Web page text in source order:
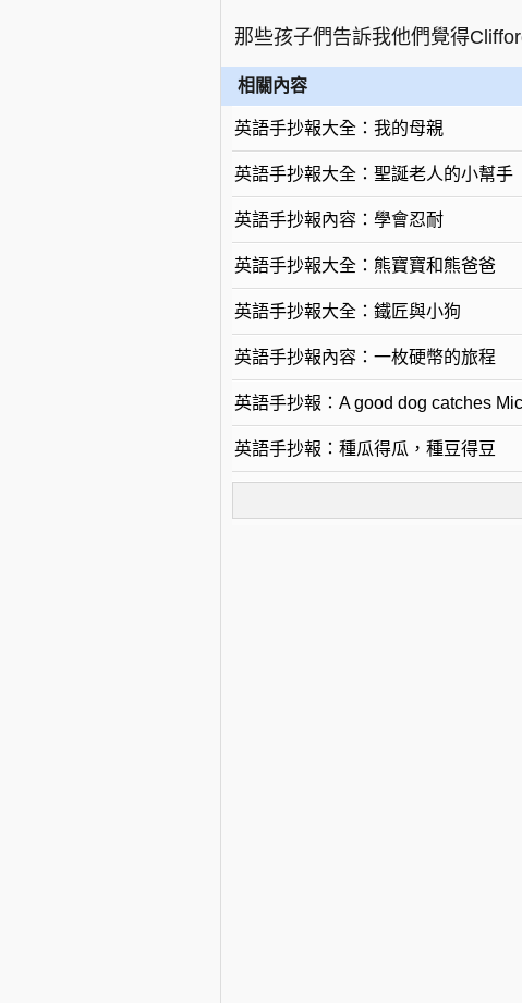
那些孩子們告訴我他們覺得
相關內容
英語手抄報大全：我的母親
英語手抄報大全：聖誕老人的小幫手
英語手抄報內容：學會忍耐
英語手抄報大全：熊寶寶和熊爸爸
英語手抄報大全：鐵匠與小狗
英語手抄報內容：一枚硬幣的旅程
英語手抄報：A good dog catches
英語手抄報：種瓜得瓜，種豆得豆